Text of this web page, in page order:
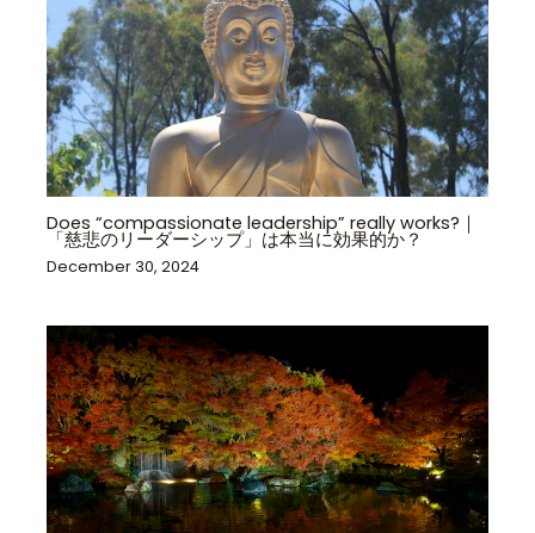
Does “compassionate leadership” really works?｜
「慈悲のリーダーシップ」は本当に効果的か？
December 30, 2024